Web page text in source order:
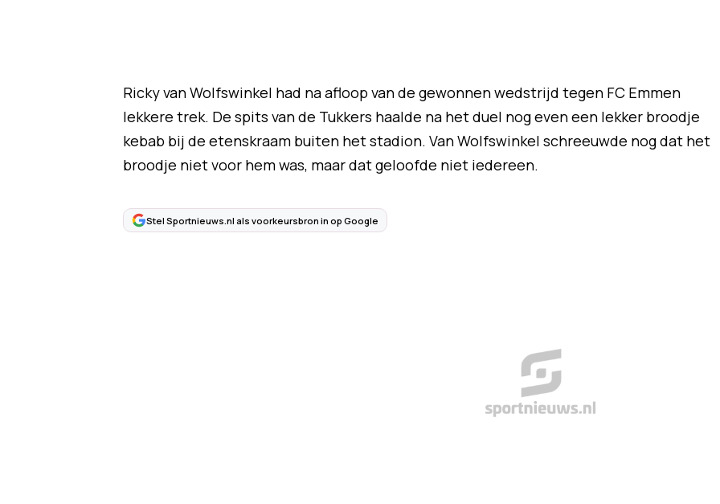
Ricky van Wolfswinkel had na afloop van de gewonnen wedstrijd tegen FC Emmen
lekkere trek. De spits van de Tukkers haalde na het duel nog even een lekker broodje
kebab bij de etenskraam buiten het stadion. Van Wolfswinkel schreeuwde nog dat het
broodje niet voor hem was, maar dat geloofde niet iedereen.
Stel Sportnieuws.nl als voorkeursbron in op Google